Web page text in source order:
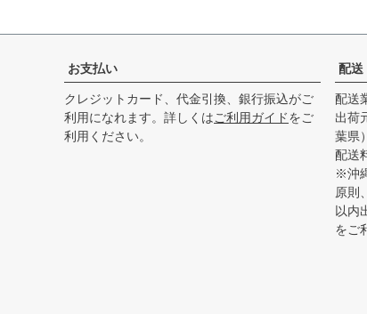
お支払い
クレジットカード、代金引換、銀行振込がご
利用になれます。詳しくはご利用ガイドをご
利用ください。
配送
配送
出荷
葉県
配送
※沖
原則
以内
をご